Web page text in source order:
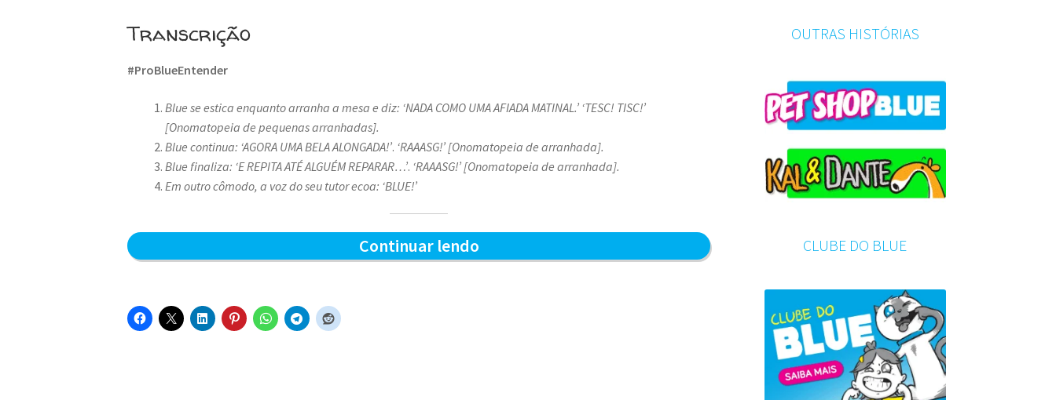
Transcrição
#ProBlueEntender
Blue se estica enquanto arranha a mesa e diz: ‘NADA COMO UMA AFIADA MATINAL.’ ‘TESC! TISC!’
[Onomatopeia de pequenas arranhadas].
Blue continua: ‘AGORA UMA BELA ALONGADA!’. ‘RAAASG!’ [Onomatopeia de arranhada].
Blue finaliza: ‘E REPITA ATÉ ALGUÉM REPARAR…’. ‘RAAASG!’ [Onomatopeia de arranhada].
Em outro cômodo, a voz do seu tutor ecoa: ‘BLUE!’
Continuar lendoAfiada
OUTRAS HISTÓRIAS
CLUBE DO BLUE